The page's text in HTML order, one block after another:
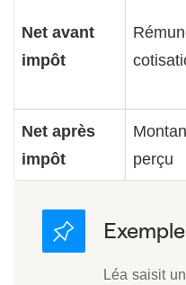
Net avant
impôt
Net après
impôt
perçu
Léa saisit